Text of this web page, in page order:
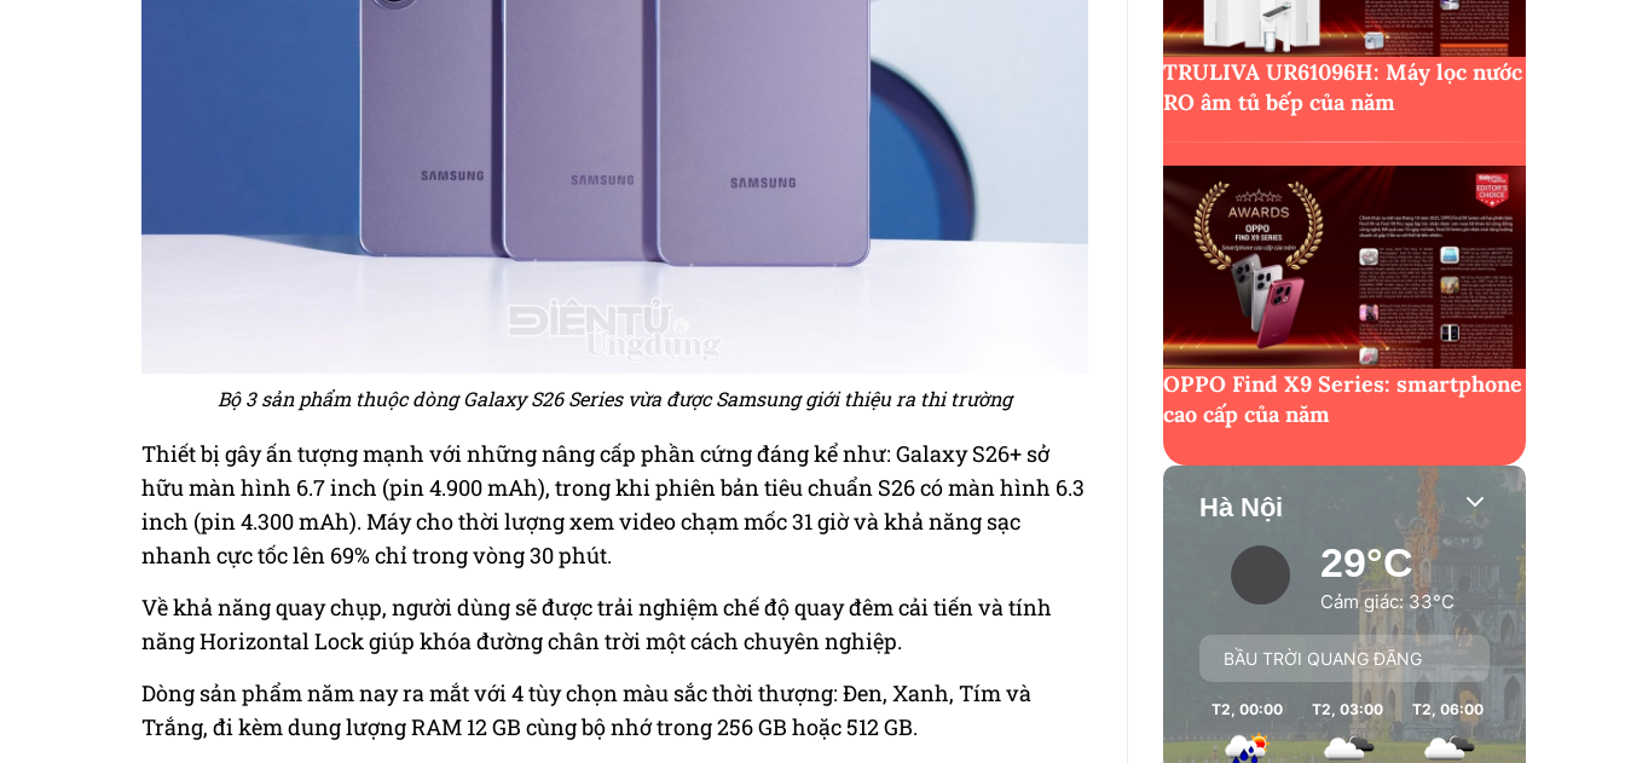
Bộ 3 sản phẩm thuộc dòng Galaxy S26 Series vừa được Samsung giới thiệu ra thi trường
Thiết bị gây ấn tượng mạnh với những nâng cấp phần cứng đáng kể như: Galaxy S26+ sở
hữu màn hình 6.7 inch (pin 4.900 mAh), trong khi phiên bản tiêu chuẩn S26 có màn hình 6.3
inch (pin 4.300 mAh). Máy cho thời lượng xem video chạm mốc 31 giờ và khả năng sạc
nhanh cực tốc lên 69% chỉ trong vòng 30 phút.
Về khả năng quay chụp, người dùng sẽ được trải nghiệm chế độ quay đêm cải tiến và tính
năng Horizontal Lock giúp khóa đường chân trời một cách chuyên nghiệp.
Dòng sản phẩm năm nay ra mắt với 4 tùy chọn màu sắc thời thượng: Đen, Xanh, Tím và
Trắng, đi kèm dung lượng RAM 12 GB cùng bộ nhớ trong 256 GB hoặc 512 GB.
TRULIVA UR61096H: Máy lọc nước
RO âm tủ bếp của năm
OPPO Find X9 Series: smartphone
cao cấp của năm
Hà Nội
29°C
Cảm giác: 33°C
BẦU TRỜI QUANG ĐÃNG
T2, 00:00 T2, 03:00 T2, 06:00